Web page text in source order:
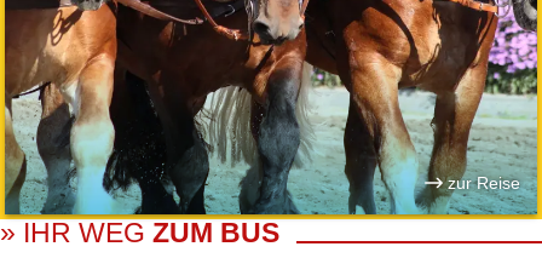
zur Reise
» IHR WEG ZUM BUS